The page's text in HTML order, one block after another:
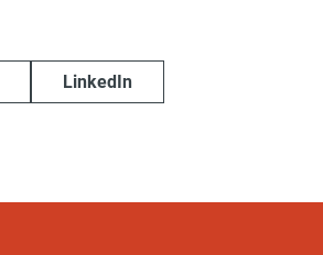
LinkedIn